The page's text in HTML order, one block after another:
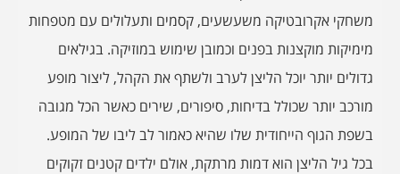
משחקי אקרובטיקה משעשעים, קסמים ותעלולים עם מטפחות
מימיקות מוקצנות בפנים וכמובן שימוש במוזיקה. בגילאים
גדולים יותר יוכל הליצן לערב ולשתף את הקהל, ליצור מופע
מורכב יותר שכולל בדיחות, סיפורים, שירים כאשר הכל מגובה
בשפת הגוף הייחודית שלו שהיא כאמור לב ליבו של המופע.
בכל גיל הליצן הוא דמות מרתקת, אולם ילדים קטנים זקוקים